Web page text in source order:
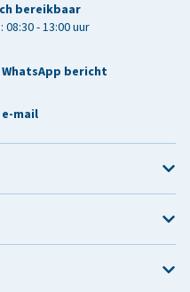
bereikbaar
- 13:00 uur
bericht
mail